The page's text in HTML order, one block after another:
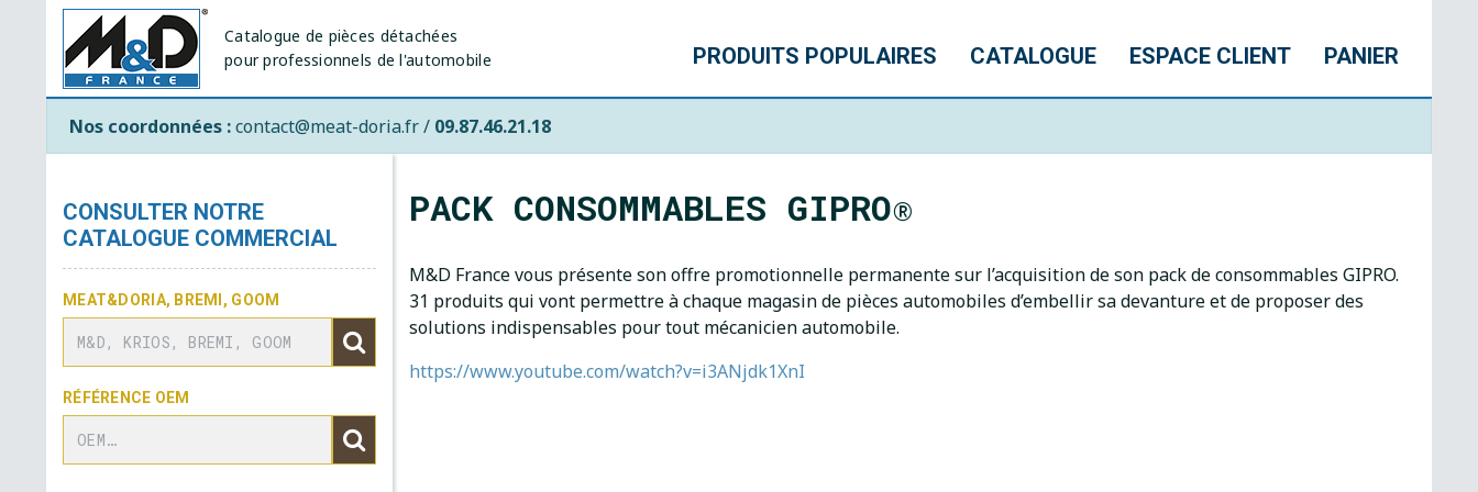
Catalogue de pièces détachées
pour professionnels de l'automobile
PRODUITS POPULAIRES CATALOGUE ESPACE CLIENT PANIER
Nos coordonnées :contact@meat-doria.fr / 09.87.46.21.18
CONSULTER NOTRE
CATALOGUE COMMERCIAL
MEAT&DORIA, BREMI, GOOM
RÉFÉRENCE OEM
PACK CONSOMMABLES GIPRO®
M&D France vous présente son offre promotionnelle permanente sur l’acquisition de son pack de consommables GIPRO.
31 produits qui vont permettre à chaque magasin de pièces automobiles d’embellir sa devanture et de proposer des
solutions indispensables pour tout mécanicien automobile.
https://www.youtube.com/watch?v=i3ANjdk1XnI